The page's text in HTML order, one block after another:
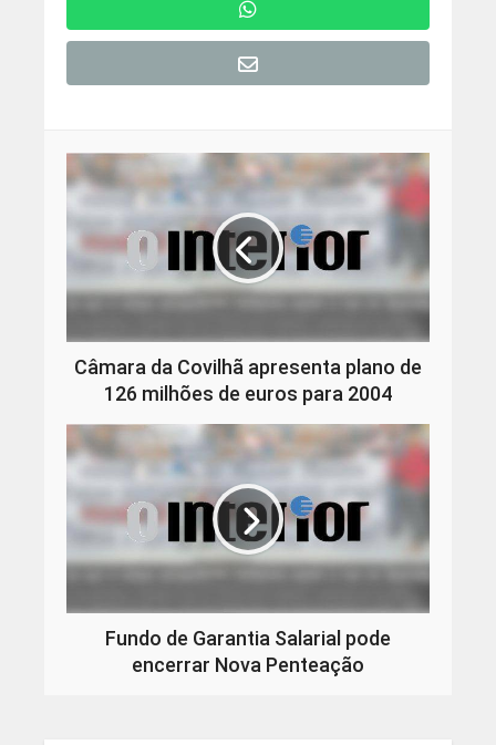
Câmara da Covilhã apresenta plano de
126 milhões de euros para 2004
Fundo de Garantia Salarial pode
encerrar Nova Penteação